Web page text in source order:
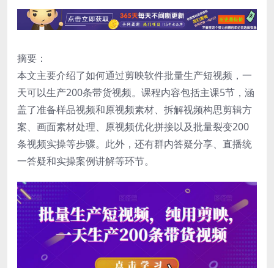
摘要：
本文主要介绍了如何通过剪映软件批量生产短视频，一
天可以生产200条带货视频。课程内容包括主课5节，涵
盖了准备样品视频和原视频素材、拆解视频构思剪辑方
案、画面素材处理、原视频优化拼接以及批量裂变200
条视频实操等步骤。此外，还有群内答疑分享、直播统
一答疑和实操案例讲解等环节。